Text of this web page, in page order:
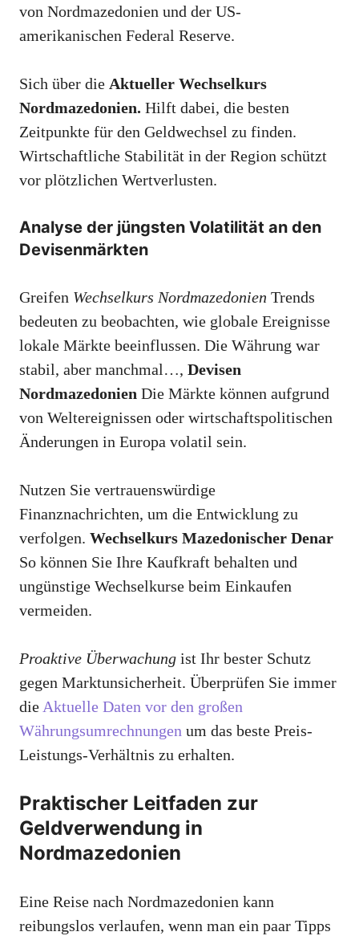
von Nordmazedonien und der US-
amerikanischen Federal Reserve.
Sich über die Aktueller Wechselkurs
Nordmazedonien. Hilft dabei, die besten
Zeitpunkte für den Geldwechsel zu finden.
Wirtschaftliche Stabilität in der Region schützt
vor plötzlichen Wertverlusten.
Analyse der jüngsten Volatilität an den
Devisenmärkten
Greifen Wechselkurs Nordmazedonien Trends
bedeuten zu beobachten, wie globale Ereignisse
lokale Märkte beeinflussen. Die Währung war
stabil, aber manchmal…, Devisen
Nordmazedonien Die Märkte können aufgrund
von Weltereignissen oder wirtschaftspolitischen
Änderungen in Europa volatil sein.
Nutzen Sie vertrauenswürdige
Finanznachrichten, um die Entwicklung zu
verfolgen. Wechselkurs Mazedonischer Denar
So können Sie Ihre Kaufkraft behalten und
ungünstige Wechselkurse beim Einkaufen
vermeiden.
Proaktive Überwachung ist Ihr bester Schutz
gegen Marktunsicherheit. Überprüfen Sie immer
die Aktuelle Daten vor den großen
Währungsumrechnungen um das beste Preis-
Leistungs-Verhältnis zu erhalten.
Praktischer Leitfaden zur
Geldverwendung in
Nordmazedonien
Eine Reise nach Nordmazedonien kann
reibungslos verlaufen, wenn man ein paar Tipps